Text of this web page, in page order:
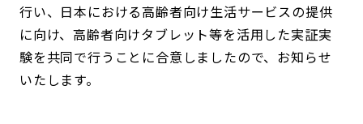
行い、日本における高齢者向け生活サービスの提供
に向け、高齢者向けタブレット等を活用した実証実
験を共同で行うことに合意しましたので、お知らせ
いたします。